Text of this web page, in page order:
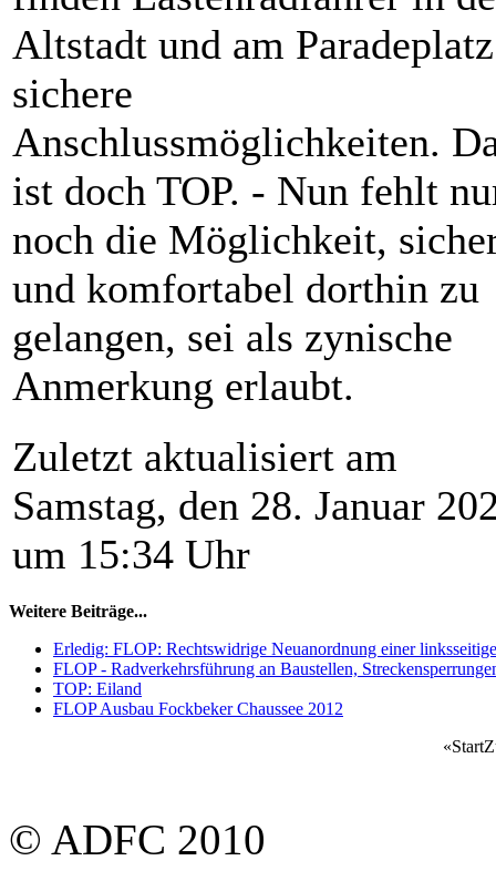
Altstadt und am Paradeplatz
sichere
Anschlussmöglichkeiten.
ist doch TOP. - Nun fehlt
noch die Möglichkeit,
und komfortabel dorthin zu
gelangen, sei als zynische
Anmerkung erlaubt.
Zuletzt aktualisiert am
Samstag, den 28. Januar
um 15:34 Uhr
Weitere Beiträge...
Erledig: FLOP: Rechtswidrige Neuanordnung einer
FLOP - Radverkehrsführung an Baustellen,
TOP: Eiland
FLOP Ausbau Fockbeker Chaussee 2012
«Start
© ADFC 2010